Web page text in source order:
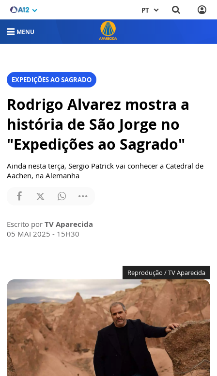
PT
MENU
EXPEDIÇÕES AO SAGRADO
Rodrigo Alvarez mostra a
história de São Jorge no
"Expedições ao Sagrado"
Ainda nesta terça, Sergio Patrick vai conhecer a Catedral de
Aachen, na Alemanha
Escrito por TV Aparecida
05 MAI 2025 - 15H30
Reprodução / TV Aparecida